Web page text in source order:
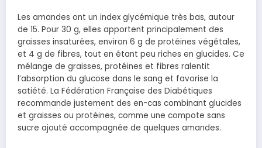
Les amandes ont un index glycémique très bas, autour
de 15. Pour 30 g, elles apportent principalement des
graisses insaturées, environ 6 g de protéines végétales,
et 4 g de fibres, tout en étant peu riches en glucides. Ce
mélange de graisses, protéines et fibres ralentit
l’absorption du glucose dans le sang et favorise la
satiété. La Fédération Française des Diabétiques
recommande justement des en-cas combinant glucides
et graisses ou protéines, comme une compote sans
sucre ajouté accompagnée de quelques amandes.